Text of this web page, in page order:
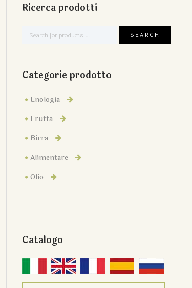
Ricerca prodotti
Categorie prodotto
Enologia
Frutta
Birra
Alimentare
Olio
Catalogo